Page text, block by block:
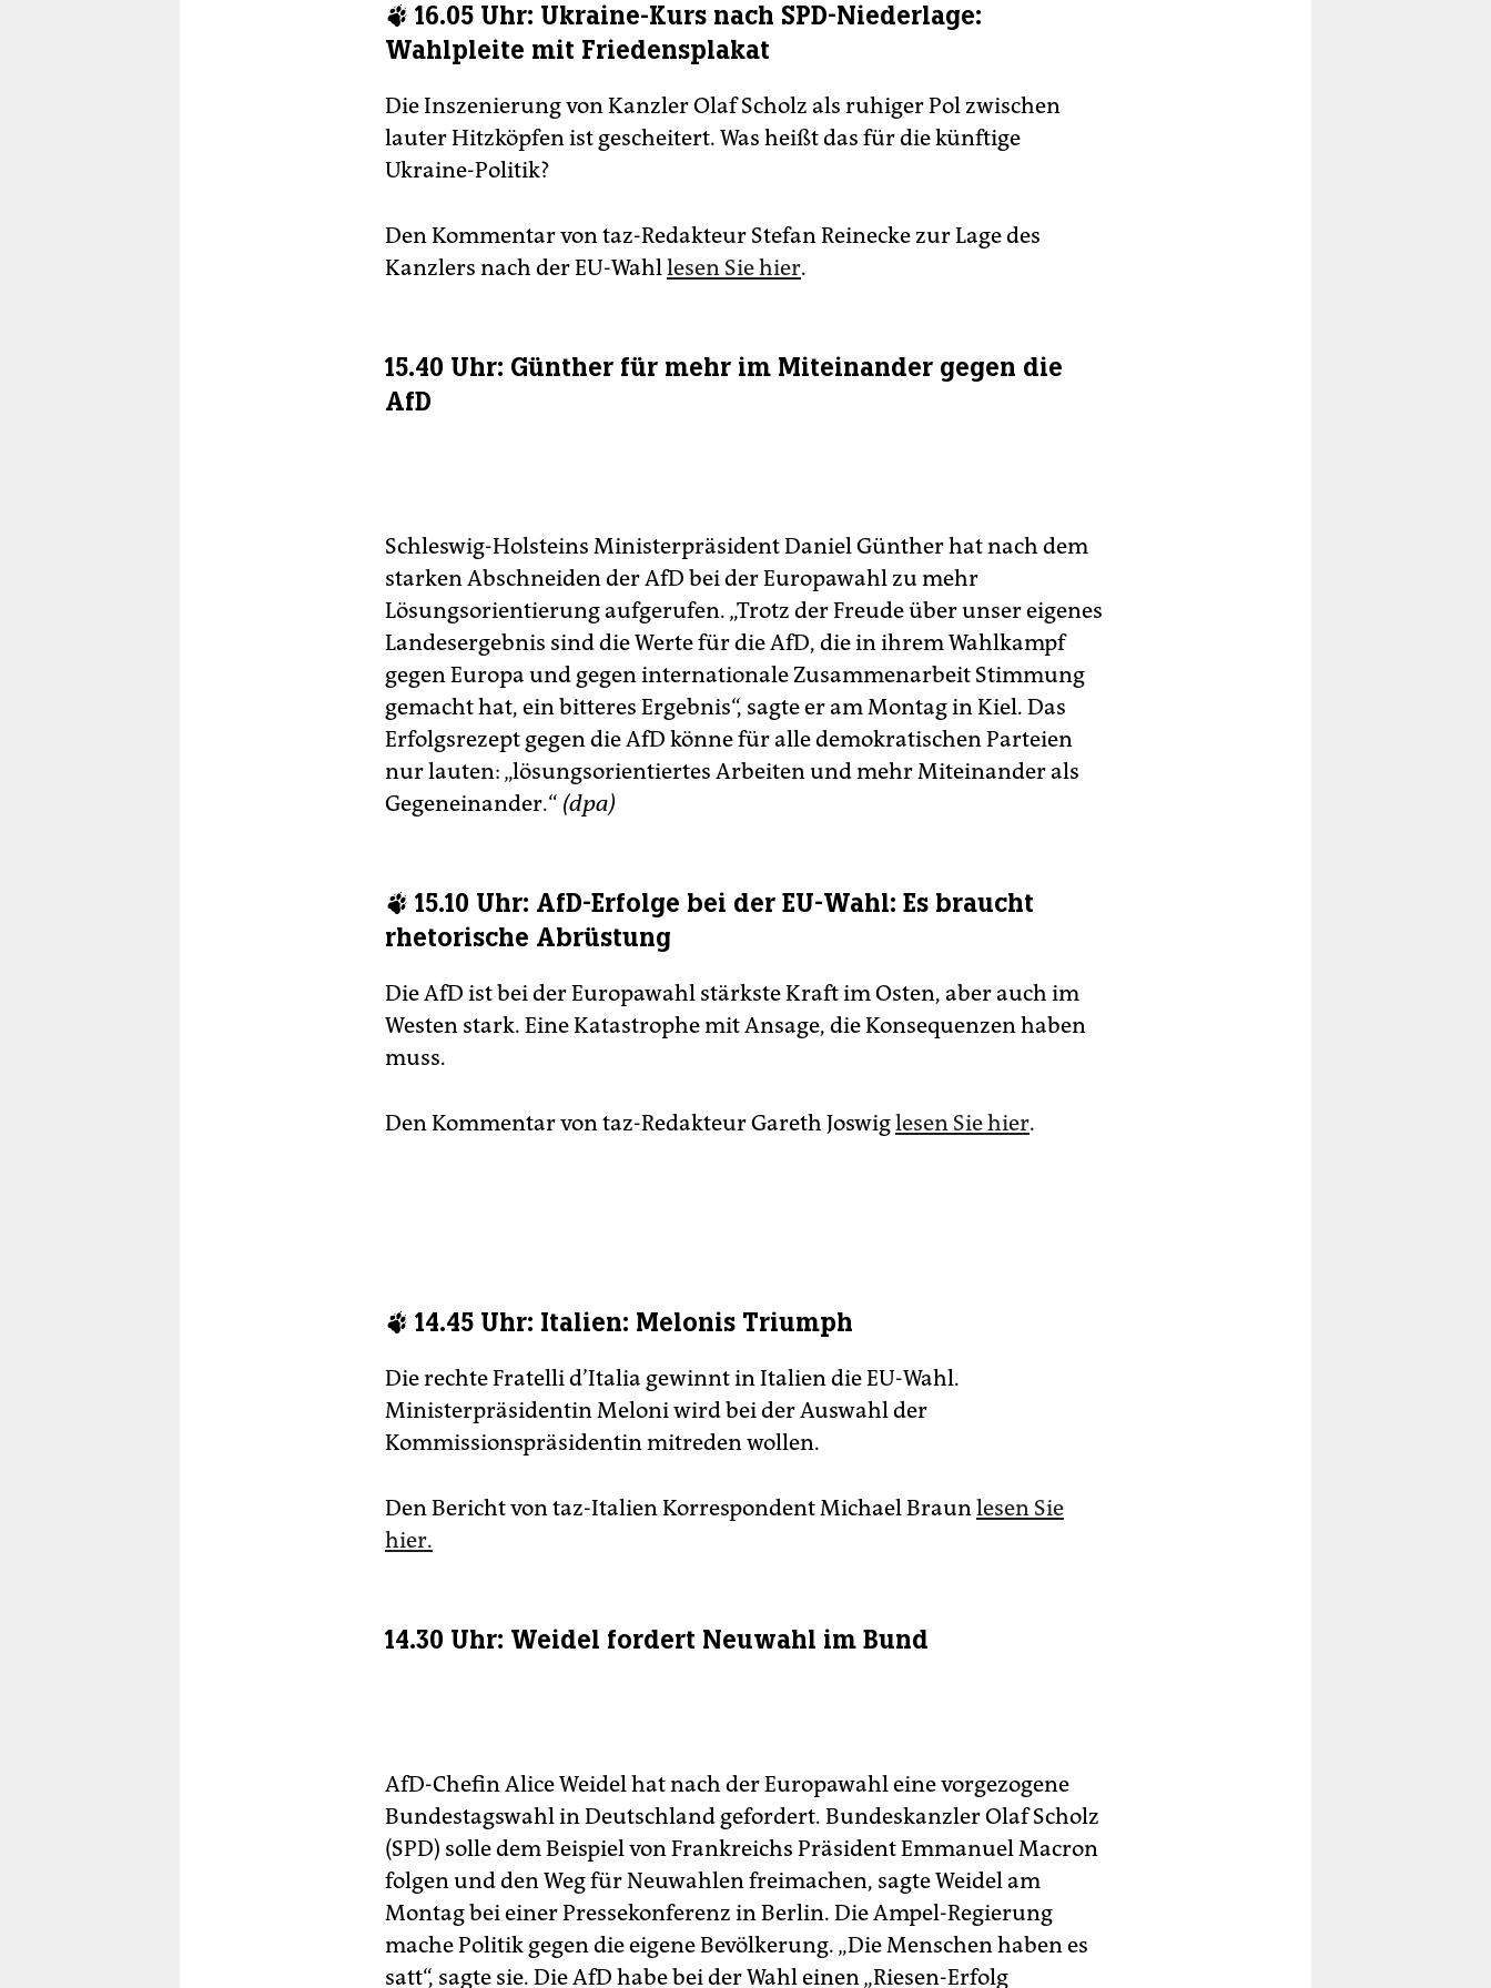
🐾 16.05 Uhr: Ukraine-Kurs nach SPD-Niederlage:
Wahlpleite mit Friedensplakat
Die Inszenierung von Kanzler Olaf Scholz als ruhiger Pol zwischen
lauter Hitzköpfen ist gescheitert. Was heißt das für die künftige
Ukraine-Politik?
Den Kommentar von taz-Redakteur Stefan Reinecke zur Lage des
Kanzlers nach der EU-Wahllesen Sie hier.
15.40 Uhr: Günther für mehr im Miteinander gegen die
AfD
Schleswig-Holsteins Ministerpräsident Daniel Günther hat nach dem
starken Abschneiden der AfD bei der Europawahl zu mehr
Lösungsorientierung aufgerufen. „Trotz der Freude über unser eigenes
Landesergebnis sind die Werte für die AfD, die in ihrem Wahlkampf
gegen Europa und gegen internationale Zusammenarbeit Stimmung
gemacht hat, ein bitteres Ergebnis“, sagte er am Montag in Kiel. Das
Erfolgsrezept gegen die AfD könne für alle demokratischen Parteien
nur lauten: „lösungsorientiertes Arbeiten und mehr Miteinander als
Gegeneinander.“ (dpa)
🐾 15.10 Uhr: AfD-Erfolge bei der EU-Wahl: Es braucht
rhetorische Abrüstung
Die AfD ist bei der Europawahl stärkste Kraft im Osten, aber auch im
Westen stark. Eine Katastrophe mit Ansage, die Konsequenzen haben
muss.
Den Kommentar von taz-Redakteur Gareth Joswiglesen Sie hier.
🐾 14.45 Uhr: Italien: Melonis Triumph
Die rechte Fratelli d’Italia gewinnt in Italien die EU-Wahl.
Ministerpräsidentin Meloni wird bei der Auswahl der
Kommissionspräsidentin mitreden wollen.
Den Bericht von taz-Italien Korrespondent Michael Braunlesen Sie
hier.
14.30 Uhr: Weidel fordert Neuwahl im Bund
AfD-Chefin Alice Weidel hat nach der Europawahl eine vorgezogene
Bundestagswahl in Deutschland gefordert. Bundeskanzler Olaf Scholz
(SPD) solle dem Beispiel von Frankreichs Präsident Emmanuel Macron
folgen und den Weg für Neuwahlen freimachen, sagte Weidel am
Montag bei einer Pressekonferenz in Berlin. Die Ampel-Regierung
mache Politik gegen die eigene Bevölkerung. „Die Menschen haben es
satt“, sagte sie. Die AfD habe bei der Wahl einen „Riesen-Erfolg